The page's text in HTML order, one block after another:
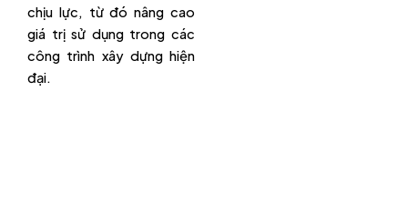
chịu lực, từ đó nâng cao
giá trị sử dụng trong các
công trình xây dựng hiện
đại.